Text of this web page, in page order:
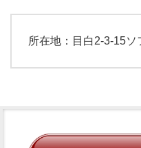
所在地：目白2-3-15